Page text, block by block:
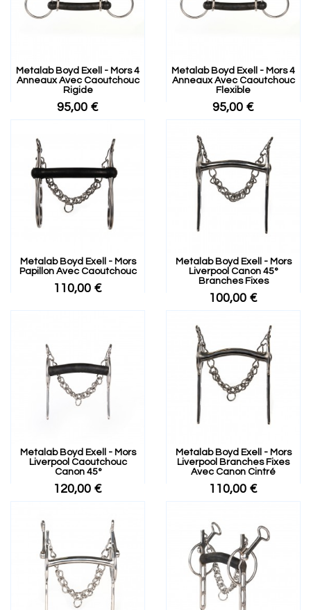
Metalab Boyd Exell - Mors 4
Anneaux Avec Caoutchouc
Rigide
95,00 €
Metalab Boyd Exell - Mors 4
Anneaux Avec Caoutchouc
Flexible
95,00 €
Metalab Boyd Exell - Mors
Papillon Avec Caoutchouc
110,00 €
Metalab Boyd Exell - Mors
Liverpool Canon 45°
Branches Fixes
100,00 €
Metalab Boyd Exell - Mors
Liverpool Caoutchouc
Canon 45°
120,00 €
Metalab Boyd Exell - Mors
Liverpool Branches Fixes
Avec Canon Cintré
110,00 €